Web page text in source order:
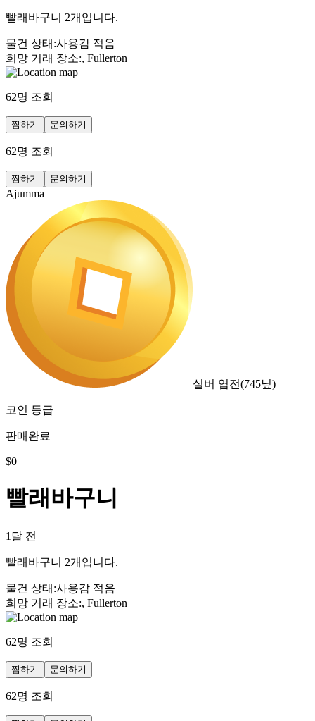
빨래바구니 2개입니다.
물건 상태 :사용감 적음
희망 거래 장소:, Fullerton
62명 조회
찜하기 문의하기
62명 조회
찜하기 문의하기
Ajumma
실버 엽전(745닢)
코인 등급
판매완료
$0
빨래바구니
1달 전
빨래바구니 2개입니다.
물건 상태 :사용감 적음
희망 거래 장소:, Fullerton
62명 조회
찜하기 문의하기
62명 조회